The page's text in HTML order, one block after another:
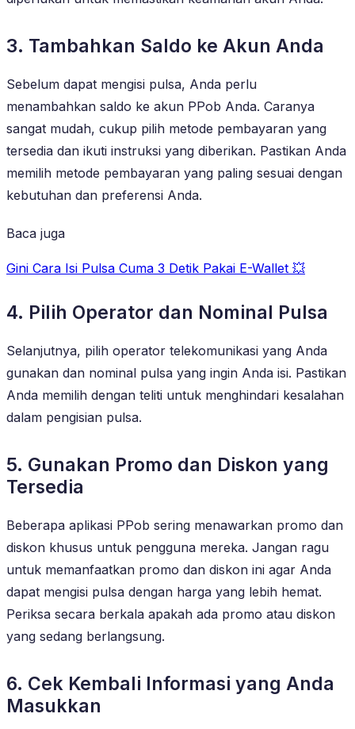
3. Tambahkan Saldo ke Akun Anda
Sebelum dapat mengisi pulsa, Anda perlu
menambahkan saldo ke akun PPob Anda. Caranya
sangat mudah, cukup pilih metode pembayaran yang
tersedia dan ikuti instruksi yang diberikan. Pastikan Anda
memilih metode pembayaran yang paling sesuai dengan
kebutuhan dan preferensi Anda.
Baca juga
Gini Cara Isi Pulsa Cuma 3 Detik Pakai E-Wallet 💥
4. Pilih Operator dan Nominal Pulsa
Selanjutnya, pilih operator telekomunikasi yang Anda
gunakan dan nominal pulsa yang ingin Anda isi. Pastikan
Anda memilih dengan teliti untuk menghindari kesalahan
dalam pengisian pulsa.
5. Gunakan Promo dan Diskon yang
Tersedia
Beberapa aplikasi PPob sering menawarkan promo dan
diskon khusus untuk pengguna mereka. Jangan ragu
untuk memanfaatkan promo dan diskon ini agar Anda
dapat mengisi pulsa dengan harga yang lebih hemat.
Periksa secara berkala apakah ada promo atau diskon
yang sedang berlangsung.
6. Cek Kembali Informasi yang Anda
Masukkan